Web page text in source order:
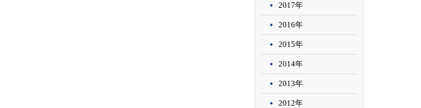
2017年
2016年
2015年
2014年
2013年
2012年